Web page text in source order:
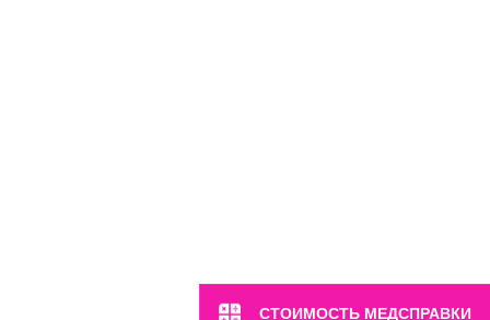
СТОИМОСТЬ МЕДСПРАВКИ